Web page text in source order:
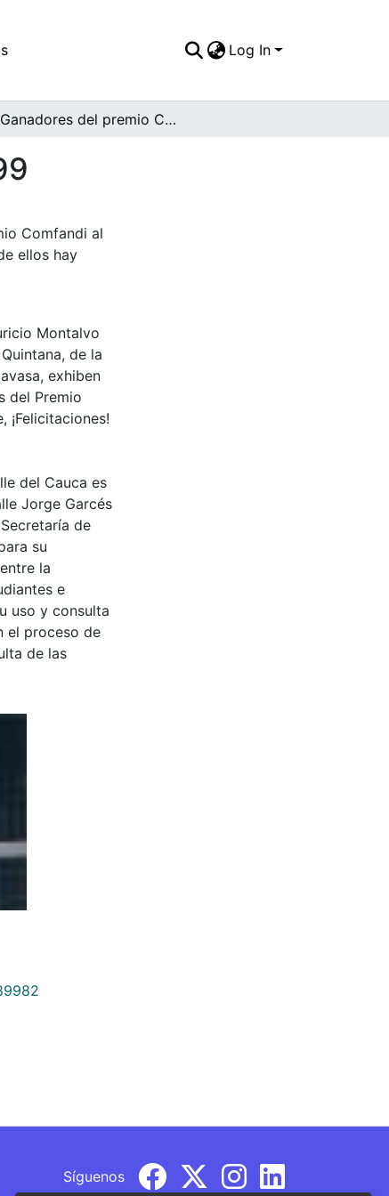
Log In
Ganadores del premio Comfandi al Trabajo de 1999
Comfandi al
ellos hay
Montalvo
de la
exhiben
del Premio
¡Felicitaciones!
del Cauca es
Jorge Garcés
de
su
la
e
uso y consulta
el proceso de
de las
Síguenos